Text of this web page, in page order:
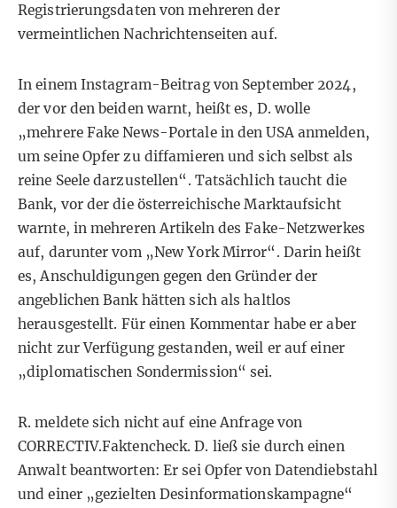
Registrierungsdaten von mehreren der
vermeintlichen Nachrichtenseiten auf.
In einem Instagram-Beitrag von September 2024,
der vor den beiden warnt, heißt es, D. wolle
„mehrere Fake News-Portale in den USA anmelden,
um seine Opfer zu diffamieren und sich selbst als
reine Seele darzustellen“. Tatsächlich taucht die
Bank, vor der die österreichische Marktaufsicht
warnte, in mehreren Artikeln des Fake-Netzwerkes
auf, darunter vom „New York Mirror“. Darin heißt
es, Anschuldigungen gegen den Gründer der
angeblichen Bank hätten sich als haltlos
herausgestellt. Für einen Kommentar habe er aber
nicht zur Verfügung gestanden, weil er auf einer
„diplomatischen Sondermission“ sei.
R. meldete sich nicht auf eine Anfrage von
CORRECTIV.Faktencheck. D. ließ sie durch einen
Anwalt beantworten: Er sei Opfer von Datendiebstahl
und einer „gezielten Desinformationskampagne“